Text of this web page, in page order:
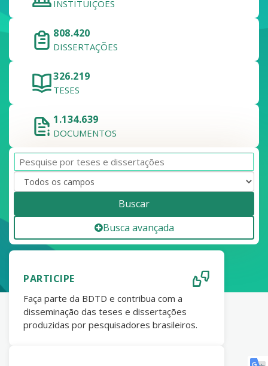
INSTITUIÇÕES
808.420
DISSERTAÇÕES
326.219
TESES
1.134.639
DOCUMENTOS
Buscar
Busca avançada
PARTICIPE
Faça parte da BDTD e contribua com a
disseminação das teses e dissertações
produzidas por pesquisadores brasileiros.